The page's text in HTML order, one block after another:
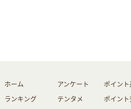
ホーム
ランキング
アンケート
テンタメ
ポイン
ポイン